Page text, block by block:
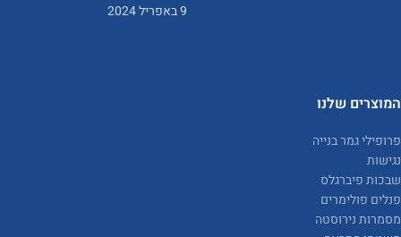
9 באפריל 2024
המוצרים שלנו
פרופילי גמר בנייה
נגישות
שבכות פיברגלס
פנלים פולימרים
מסמרות נירוסטה